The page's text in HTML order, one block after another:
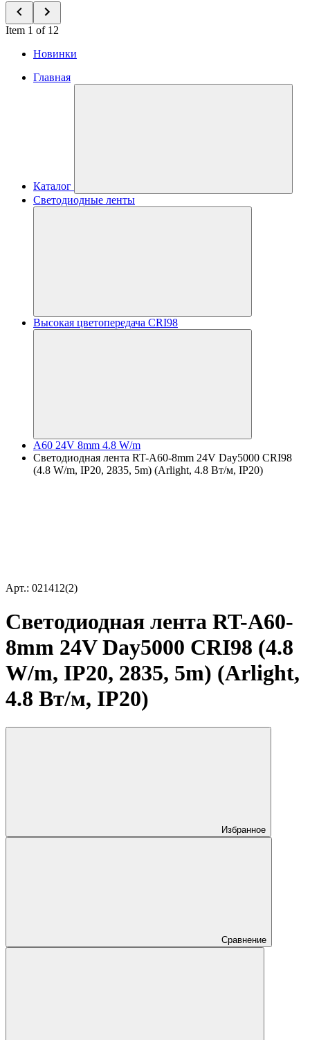
Item 1 of 12
Новинки
Главная
Каталог
Светодиодные ленты
Высокая цветопередача CRI98
A60 24V 8mm 4.8 W/m
Светодиодная лента RT-A60-8mm 24V Day5000 CRI98
(4.8 W/m, IP20, 2835, 5m) (Arlight, 4.8 Вт/м, IP20)
Арт.: 021412(2)
Светодиодная лента RT-A60-
8mm 24V Day5000 CRI98 (4.8
W/m, IP20, 2835, 5m) (Arlight,
4.8 Вт/м, IP20)
Избранное
Сравнение